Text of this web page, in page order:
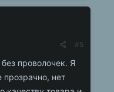
#5
проволочек. Я
нет